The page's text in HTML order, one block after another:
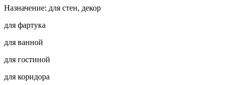
Назначение: для стен, декор
для фартука
для ванной
для гостиной
для коридора